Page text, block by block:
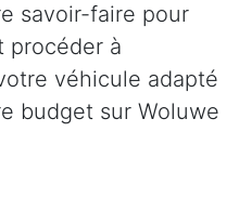
savoir-faire pour
procéder à
véhicule adapté
budget sur Woluwe